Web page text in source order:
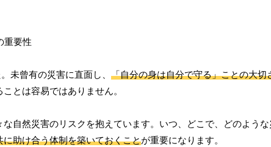
未曾有の災害に直面し、 「自分の身は自分で守る」ことの大切
とは容易ではありません。
自然災害のリスクを抱えています。いつ、どこで、どのよう
助け合う体制を築いておくことが重要になります。